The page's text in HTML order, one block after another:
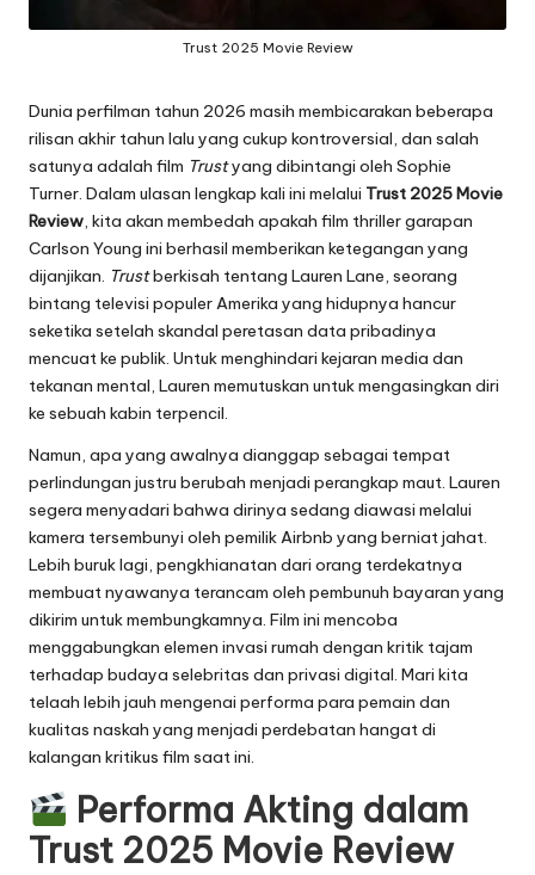
Trust 2025 Movie Review
Dunia perfilman tahun 2026 masih membicarakan beberapa
rilisan akhir tahun lalu yang cukup kontroversial, dan salah
satunya adalah film Trustyang dibintangi oleh Sophie
Turner. Dalam ulasan lengkap kali ini melalui Trust 2025 Movie
Review, kita akan membedah apakah film thriller garapan
Carlson Young ini berhasil memberikan ketegangan yang
dijanjikan. Trustberkisah tentang Lauren Lane, seorang
bintang televisi populer Amerika yang hidupnya hancur
seketika setelah skandal peretasan data pribadinya
mencuat ke publik. Untuk menghindari kejaran media dan
tekanan mental, Lauren memutuskan untuk mengasingkan diri
ke sebuah kabin terpencil.
Namun, apa yang awalnya dianggap sebagai tempat
perlindungan justru berubah menjadi perangkap maut. Lauren
segera menyadari bahwa dirinya sedang diawasi melalui
kamera tersembunyi oleh pemilik Airbnb yang berniat jahat.
Lebih buruk lagi, pengkhianatan dari orang terdekatnya
membuat nyawanya terancam oleh pembunuh bayaran yang
dikirim untuk membungkamnya. Film ini mencoba
menggabungkan elemen invasi rumah dengan kritik tajam
terhadap budaya selebritas dan privasi digital. Mari kita
telaah lebih jauh mengenai performa para pemain dan
kualitas naskah yang menjadi perdebatan hangat di
kalangan kritikus film saat ini.
Performa Akting dalam
Trust 2025 Movie Review